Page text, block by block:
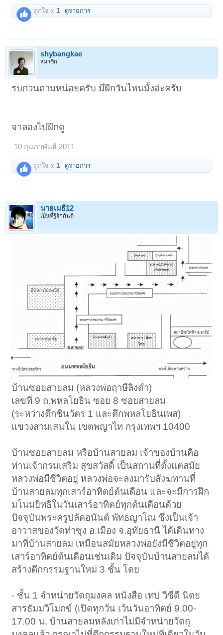
ถูกใจ x1 ดูรายการ
shybangkae
สมาชิก
รบกวนถามหน่อยครับ มีฝึกวันไหนมั้งอ่ะครับ
จาลองไปฝึกดู
10 กุมภาพันธ์ 2011
ถูกใจ x 1 ดูรายการ
นายเมธี12
เป็นที่รู้จักกันดี
บ้านซอยสายลม (หลวงพ่อฤาษีลิงดำ)
เลขที่ 9 ถ.พหลโยธิน ซอย 8 ซอยสายลม
(ระหว่างตึกชินวัตร 1 และตึกพหลโยธินเพส)
แขวงสามเสนใน เขตพญาไท กรุงเทพฯ 10400
บ้านซอยสายลม หรือบ้านสายลม เจ้าของบ้านคือ
ท่านเจ้ากรมเสริม สุขสวัสดิ์ เป็นสถานที่ตั้งแต่สมัย
หลวงพ่อมีชีวิตอยู่ หลวงพ่อจะลงมารับสังฆทานที่
บ้านสายลมทุกเสาร์อาทิตย์ต้นเดือน และจะมีการฝึก
มโนมยิทธิในวันเสาร์อาทิตย์ทุกต้นเดือนด้วย
ปัจจุบันพระครูปลัดอนันต์ พัทธญาโณ ซึ่งเป็นเจ้า
อาวาสของวัดท่าซุง อ.เมือง จ.อุทัยธานี ได้เดินทาง
มาที่บ้านสายลม เหมือนสมัยหลวงพ่อยังมีชีวิตอยู่ทุก
เสาร์อาทิตย์ต้นเดือนเช่นเดิม ปัจจุบันบ้านสายลมได้
สร้างตึกกรรมฐานใหม่ 3 ชั้น โดย
- ชั้น 1 จำหน่ายวัตถุมงคล หนังสือ เทป วีซีดี นิตย
สารธัมมวิโมกข์ (เปิดทุกวัน เว้นวันอาทิตย์ 9.00-
17.00 น. บ้านสายลมหลังเก่าไม่มีจำหน่ายวัตถุ